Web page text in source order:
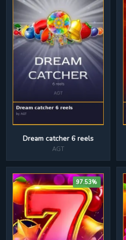
Dream catcher 6 reels
AGT
97.53%